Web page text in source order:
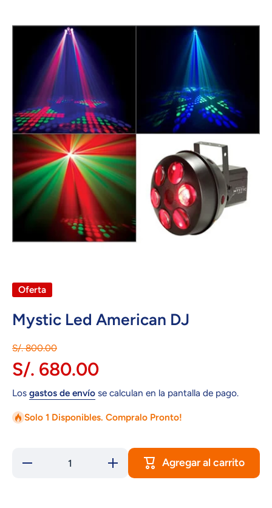
Oferta
Mystic Led American DJ
S/. 800.00
S/. 680.00
Los gastos de envío se calculan en la pantalla de pago.
Solo 1 Disponibles. Compralo Pronto!
Reducir
Aumentar
cantidad
para
Agregar al carrito